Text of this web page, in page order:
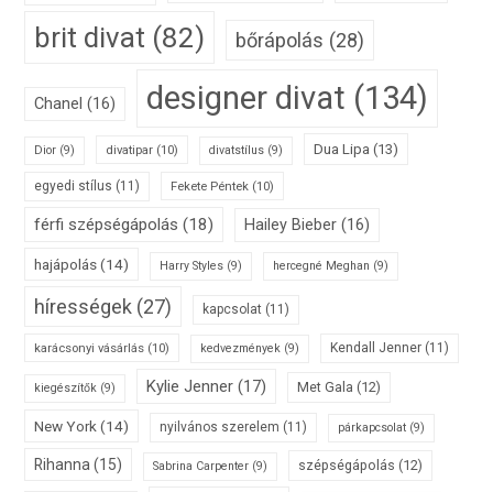
brit divat (82) bőrápolás (28)
Chanel (16) designer divat (134)
Dior (9) divatipar (10) divatstílus (9) Dua Lipa (13)
egyedi stílus (11) Fekete Péntek (10)
férfi szépségápolás (18) Hailey Bieber (16)
hajápolás(14) Harry Styles (9) hercegné Meghan (9)
hírességek (27) kapcsolat (11)
karácsonyi vásárlás (10) kedvezmények (9) Kendall Jenner (11)
kiegészítők (9) Kylie Jenner (17) Met Gala (12)
New York(14) nyilvános szerelem (11) párkapcsolat (9)
Rihanna(15) Sabrina Carpenter (9) szépségápolás (12)